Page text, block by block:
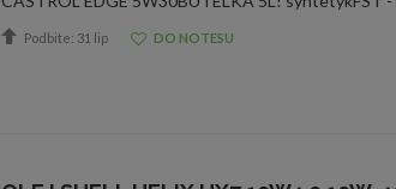
Podbite: 31 lip DO NOTESU